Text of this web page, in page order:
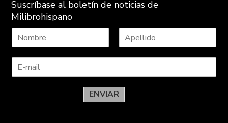
Suscríbase al boletín de noticias de
Milibrohispano
o
b
p
l
d
ENVIAR